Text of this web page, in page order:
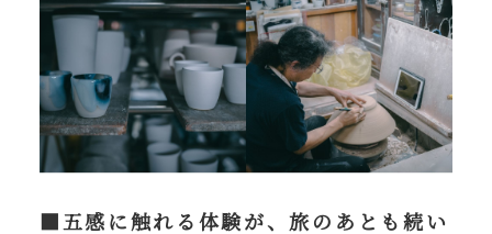
■ 五感に触れる体験が、旅のあとも続い